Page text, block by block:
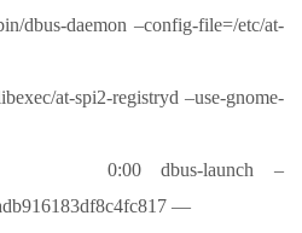
daemon –config-file=/etc/at-
at-spi2-registryd –use-gnome-
dbus-launch –
—